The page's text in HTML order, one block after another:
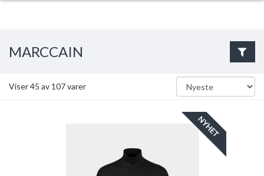
MARCCAIN
Viser45 av 107varer
NYHET